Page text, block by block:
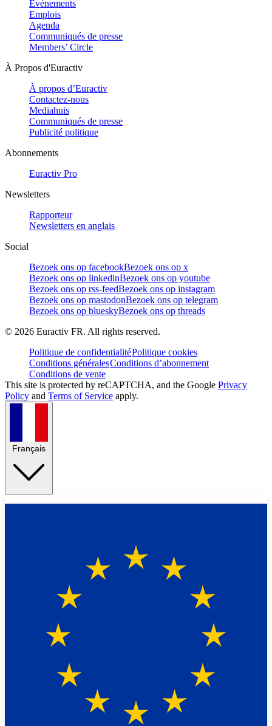
Evénements
Emplois
Agenda
Communiqués de presse
Members’ Circle
À Propos d'Euractiv
À propos d’Euractiv
Contactez-nous
Mediahuis
Communiqués de presse
Publicité politique
Abonnements
Euractiv Pro
Newsletters
Rapporteur
Newsletters en anglais
Social
Bezoek ons op facebookBezoek ons op x
Bezoek ons op linkedinBezoek ons op youtube
Bezoek ons op rss-feedBezoek ons op instagram
Bezoek ons op mastodonBezoek ons op telegram
Bezoek ons op blueskyBezoek ons op threads
© 2026 Euractiv FR. All rights reserved.
Politique de confidentialitéPolitique cookies
Conditions généralesConditions d’abonnement
Conditions de vente
This site is protected by reCAPTCHA, and the Google Privacy
Policy and Terms of Service apply.
Français